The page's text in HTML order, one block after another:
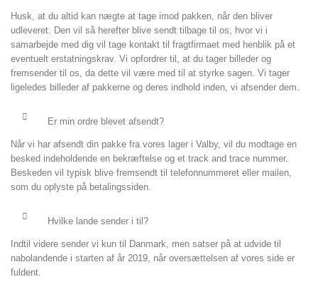
Husk, at du altid kan nægte at tage imod pakken, når den bliver
udleveret. Den vil så herefter blive sendt tilbage til os, hvor vi i
samarbejde med dig vil tage kontakt til fragtfirmaet med henblik på et
eventuelt erstatningskrav. Vi opfordrer til, at du tager billeder og
fremsender til os, da dette vil være med til at styrke sagen. Vi tager
ligeledes billeder af pakkerne og deres indhold inden, vi afsender dem.
Er min ordre blevet afsendt?
Når vi har afsendt din pakke fra vores lager i Valby, vil du modtage en
besked indeholdende en bekræftelse og et track and trace nummer.
Beskeden vil typisk blive fremsendt til telefonnummeret eller mailen,
som du oplyste på betalingssiden.
Hvilke lande sender i til?
Indtil videre sender vi kun til Danmark, men satser på at udvide til
nabolandende i starten af år 2019, når oversættelsen af vores side er
fuldent.